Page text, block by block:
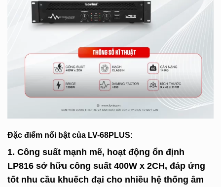
Đặc điểm nổi bật của LV-68PLUS:
1. Công suất mạnh mẽ, hoạt động ổn định
LP816 sở hữu công suất 400W x 2CH, đáp ứng
tốt nhu cầu khuếch đại cho nhiều hệ thống âm